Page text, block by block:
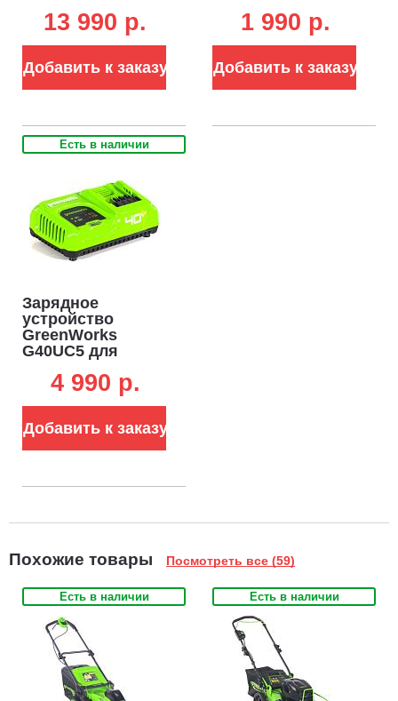
13 990 p.
Добавить к заказу
40В (2 A, слайдер)
1 990 p.
Добавить к заказу
Есть в наличии
Зарядное
устройство
GreenWorks
G40UC5 для
40В быстрой
зарядки 40В (5 А)
4 990 p.
Добавить к заказу
Похожие товары Посмотреть все (59)
Есть в наличии Есть в наличии